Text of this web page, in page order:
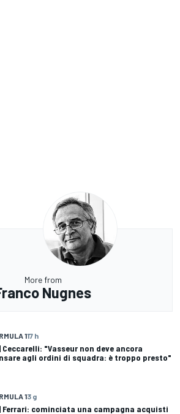
More from
Nugnes
117 h
| Ceccarelli: "Vasseur non deve ancora
agli ordini di squadra: è troppo presto"
13 g
| Ferrari: cominciata una campagna acquisti